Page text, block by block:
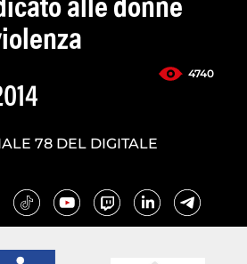
alle donne
4740
78 DEL DIGITALE